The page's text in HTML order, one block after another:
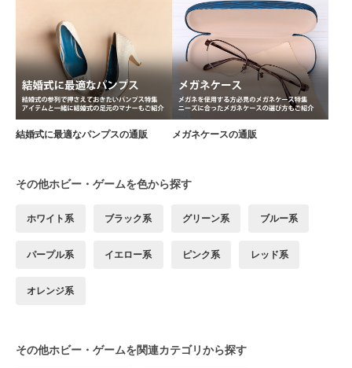
結婚式に最適なパンプスの通販 メガネケースの通販
その他ホビー・ゲームを色から探す
ホワイト系 ブラック系 グリーン系 ブルー系
パープル系 イエロー系 ピンク系 レッド系
オレンジ系
その他ホビー・ゲームを関連カテゴリから探す